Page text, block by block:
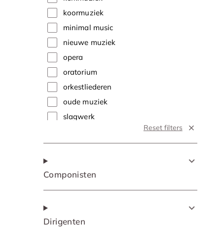
koormuziek
minimal music
nieuwe muziek
opera
oratorium
orkestliederen
oude muziek
slagwerk
symfonie
vocaal
Reset filters
Componisten
Dirigenten